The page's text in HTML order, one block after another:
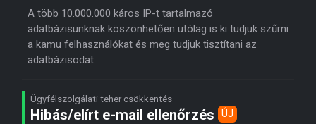
A több 10.000.000 káros IP-t tartalmazó
adatbázisunknak köszönhetően utólag is ki tudjuk szűrni
a kamu felhasználókat és meg tudjuk tisztítani az
adatbázisodat.
Ügyfélszolgálati teher csökkentés
Hibás/elírt e-mail ellenőrzés ÚJ